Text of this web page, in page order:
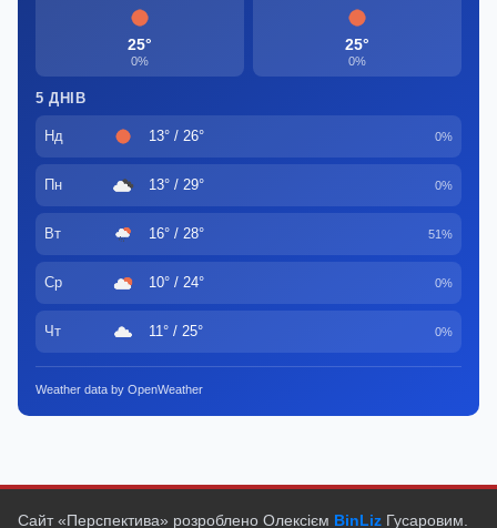
25°
0%
25°
0%
5 ДНІВ
Нд 13° / 26° 0%
Пн 13° / 29° 0%
Вт 16° / 28° 51%
Ср 10° / 24° 0%
Чт 11° / 25° 0%
Weather data by OpenWeather
Сайт «Перспектива» розроблено Олексієм BinLiz Гусаровим.